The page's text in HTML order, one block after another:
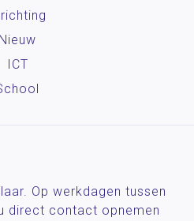
Nieuw
ICT
Op werkdagen tussen
direct contact opnemen